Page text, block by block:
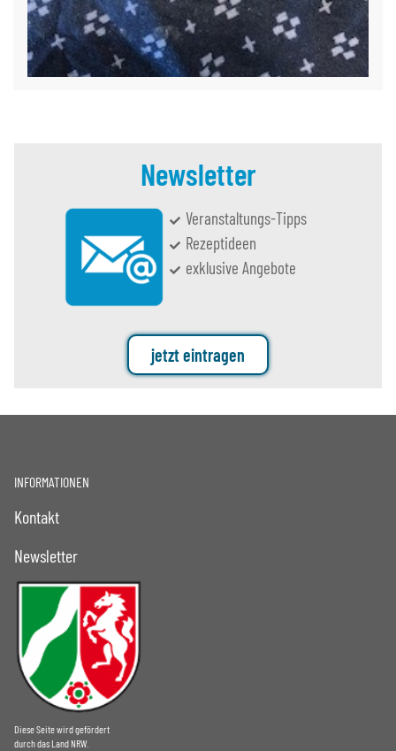
Newsletter
Veranstaltungs-Tipps
Rezeptideen
exklusive Angebote
jetzt eintragen
INFORMATIONEN
Kontakt
Newsletter
Diese Seite wird gefördert
durch das Land NRW.